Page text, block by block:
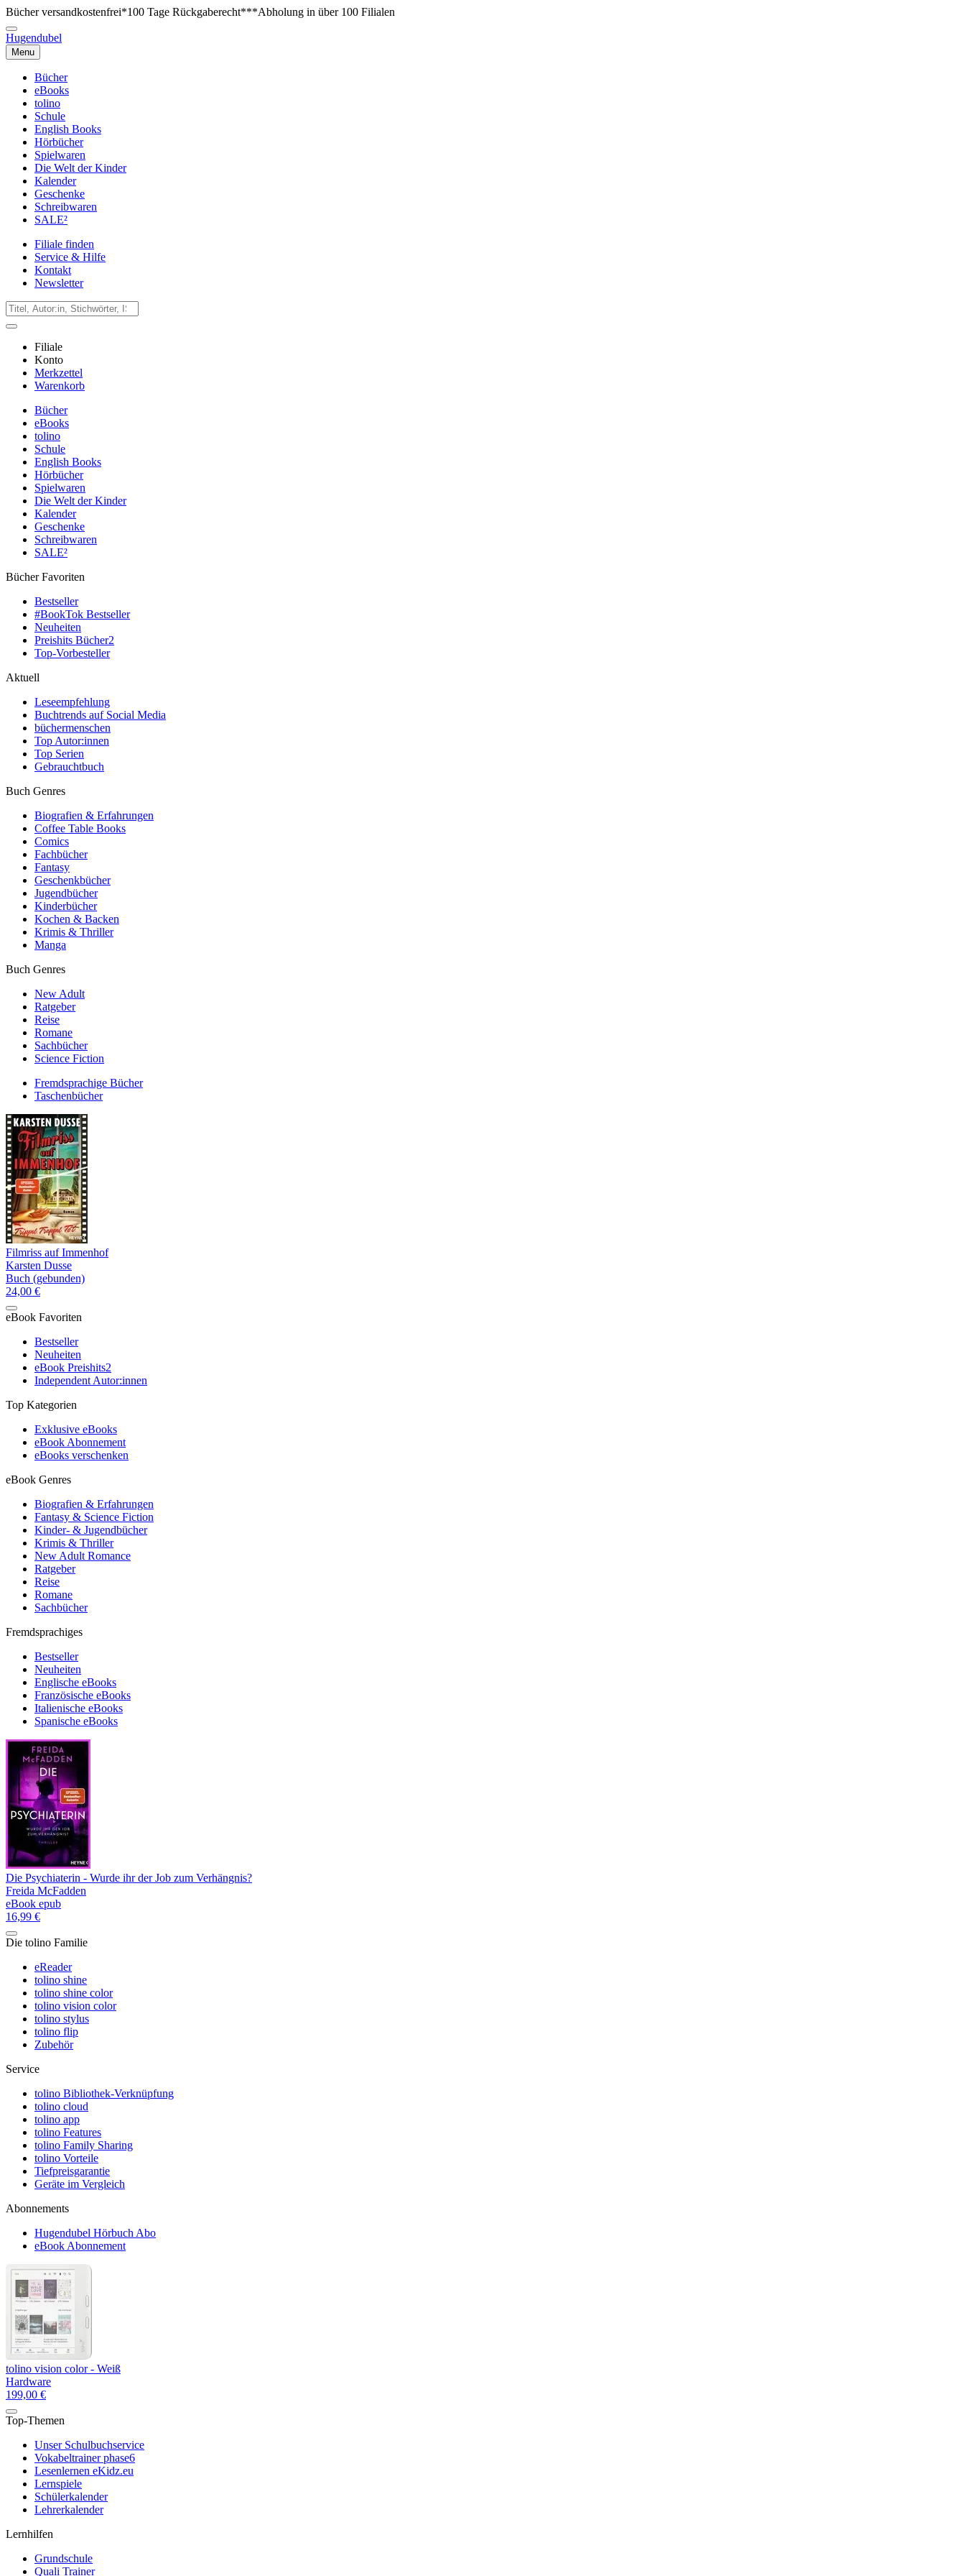
Bücher versandkostenfrei*100 Tage Rückgaberecht***Abholung in über 100 Filialen
Hugendubel
Menu
Bücher
eBooks
tolino
Schule
English Books
Hörbücher
Spielwaren
Die Welt der Kinder
Kalender
Geschenke
Schreibwaren
SALE²
Filiale finden
Service & Hilfe
Kontakt
Newsletter
Filiale
Konto
Merkzettel
Warenkorb
Bücher
eBooks
tolino
Schule
English Books
Hörbücher
Spielwaren
Die Welt der Kinder
Kalender
Geschenke
Schreibwaren
SALE²
Bücher Favoriten
Bestseller
#BookTok Bestseller
Neuheiten
Preishits Bücher2
Top-Vorbesteller
Aktuell
Leseempfehlung
Buchtrends auf Social Media
büchermenschen
Top Autor:innen
Top Serien
Gebrauchtbuch
Buch Genres
Biografien & Erfahrungen
Coffee Table Books
Comics
Fachbücher
Fantasy
Geschenkbücher
Jugendbücher
Kinderbücher
Kochen & Backen
Krimis & Thriller
Manga
Buch Genres
New Adult
Ratgeber
Reise
Romane
Sachbücher
Science Fiction
Fremdsprachige Bücher
Taschenbücher
Filmriss auf Immenhof
Karsten Dusse
Buch (gebunden)
24,00 €
eBook Favoriten
Bestseller
Neuheiten
eBook Preishits2
Independent Autor:innen
Top Kategorien
Exklusive eBooks
eBook Abonnement
eBooks verschenken
eBook Genres
Biografien & Erfahrungen
Fantasy & Science Fiction
Kinder- & Jugendbücher
Krimis & Thriller
New Adult Romance
Ratgeber
Reise
Romane
Sachbücher
Fremdsprachiges
Bestseller
Neuheiten
Englische eBooks
Französische eBooks
Italienische eBooks
Spanische eBooks
Die Psychiaterin - Wurde ihr der Job zum Verhängnis?
Freida McFadden
eBook epub
16,99 €
Die tolino Familie
eReader
tolino shine
tolino shine color
tolino vision color
tolino stylus
tolino flip
Zubehör
Service
tolino Bibliothek-Verknüpfung
tolino cloud
tolino app
tolino Features
tolino Family Sharing
tolino Vorteile
Tiefpreisgarantie
Geräte im Vergleich
Abonnements
Hugendubel Hörbuch Abo
eBook Abonnement
tolino vision color - Weiß
Hardware
199,00 €
Top-Themen
Unser Schulbuchservice
Vokabeltrainer phase6
Lesenlernen eKidz.eu
Lernspiele
Schülerkalender
Lehrerkalender
Lernhilfen
Grundschule
Quali Trainer